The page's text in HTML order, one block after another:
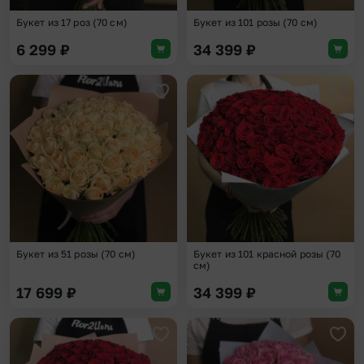
Букет из 17 роз (70 см)
6 299 ₽
Букет из 101 розы (70 см)
34 399 ₽
Добавить в избранное
Букет из 51 розы (70 см)
17 699 ₽
Букет из 101 красной розы (70
см)
34 399 ₽
Добавить в избранное